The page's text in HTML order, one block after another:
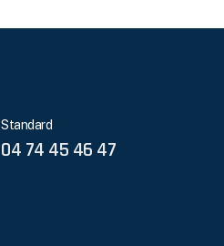
Standard
04 74 45 46 47